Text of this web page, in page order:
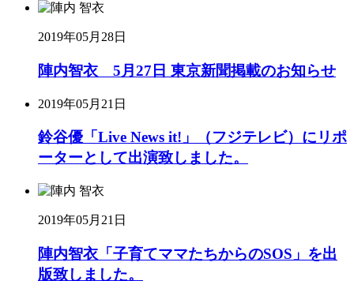
2019年05月28日
陣内智衣 5月27日 東京新聞掲載のお知らせ
2019年05月21日
鈴谷優「Live News it!」（フジテレビ）にリポ
ーターとして出演致しました。
2019年05月21日
陣内智衣「子育てママたちからのSOS」を出
版致しました。